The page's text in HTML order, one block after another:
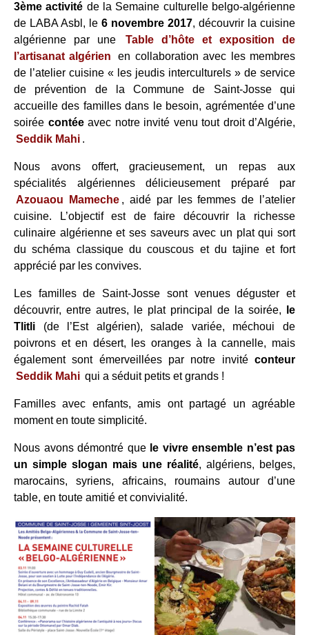
3ème activité de la Semaine culturelle belgo-algérienne
de LABA Asbl, le 6 novembre 2017, découvrir la cuisine
algérienne par une
Table d’hôte et exposition de
l’artisanat algérien
en collaboration avec les membres
de l’atelier cuisine « les jeudis interculturels » de service
de prévention de la Commune de Saint-Josse qui
accueille des familles dans le besoin, agrémentée d’une
soirée contée avec notre invité venu tout droit d’Algérie,
Seddik Mahi .
Nous avons offert, gracieusement, un repas aux
spécialités algériennes délicieusement préparé par
Azouaou Mameche , aidé par les femmes de l’atelier
cuisine. L’objectif est de faire découvrir la richesse
culinaire algérienne et ses saveurs avec un plat qui sort
du schéma classique du couscous et du tajine et fort
apprécié par les convives.
Les familles de Saint-Josse sont venues déguster et
découvrir, entre autres, le plat principal de la soirée,
le
Tlitli (de l’Est algérien), salade variée, méchoui de
poivrons et en désert, les oranges à la cannelle, mais
également sont émerveillées par notre invité conteur
Seddik Mahi qui a séduit petits et grands !
Familles avec enfants, amis ont partagé un agréable
moment en toute simplicité.
Nous avons démontré que le vivre ensemble n’est pas
un simple slogan mais une réalité, algériens, belges,
marocains, syriens, africains, roumains autour d’une
table, en toute amitié et convivialité.